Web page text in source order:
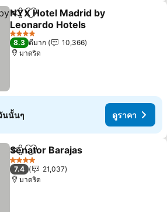
แชร์ เพิ่มในรายการโปรด
NYX Hotel Madrid by
Leonardo Hotels
4 ดาว
8.3 ดีมาก
10,366
มาดริด
นนั้นๆ ดูราคา
แชร์ เพิ่มในรายการโปรด
Senator Barajas
4 ดาว
7.4
21,037
มาดริด